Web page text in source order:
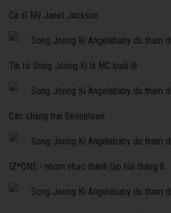
Ca sĩ Mỹ Janet Jackson.
Tài tử Song Joong Ki là MC buổi lễ.
Các chàng trai Seventeen.
IZ*ONE - nhóm nhạc thành lập hồi tháng 8.